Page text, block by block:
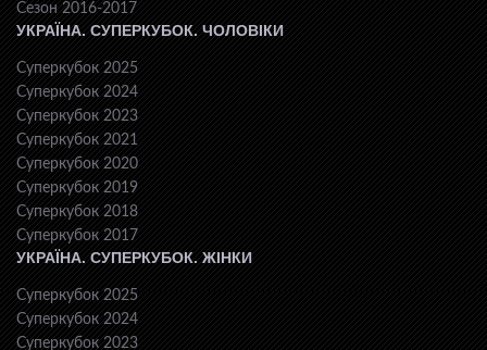
Сезон 2016-2017
УКРАЇНА. СУПЕРКУБОК. ЧОЛОВІКИ
Суперкубок 2025
Суперкубок 2024
Суперкубок 2023
Суперкубок 2021
Суперкубок 2020
Суперкубок 2019
Суперкубок 2018
Суперкубок 2017
УКРАЇНА. СУПЕРКУБОК. ЖІНКИ
Суперкубок 2025
Суперкубок 2024
Суперкубок 2023